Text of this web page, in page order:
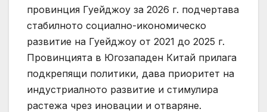
провинция Гуейджоу за 2026 г. подчертава
стабилното социално-икономическо
развитие на Гуейджоу от 2021 до 2025 г.
Провинцията в Югозападен Китай прилага
подкрепящи политики, дава приоритет на
индустриалното развитие и стимулира
растежа чрез иновации и отваряне.